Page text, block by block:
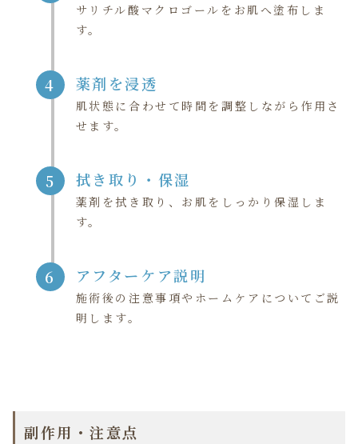
サリチル酸マクロゴールをお肌へ塗布しま
す。
4 薬剤を浸透
肌状態に合わせて時間を調整しながら作用さ
せます。
5 拭き取り・保湿
薬剤を拭き取り、お肌をしっかり保湿しま
す。
6 アフターケア説明
施術後の注意事項やホームケアについてご説
明します。
副作用・注意点